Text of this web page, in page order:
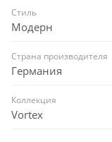
Стиль
Модерн
Страна производителя
Германия
Коллекция
Vortex